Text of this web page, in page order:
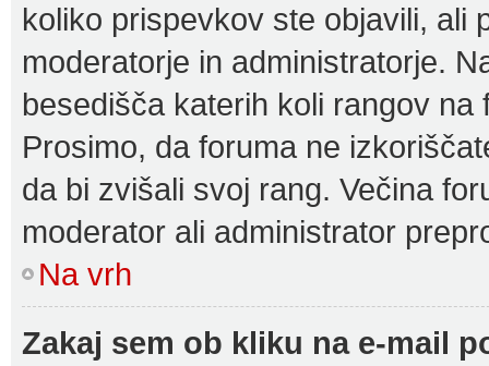
koliko prispevkov ste objavili, ali
moderatorje in administratorje.
besedišča katerih koli rangov
Prosimo, da foruma ne
da bi zvišali svoj rang. Večina
moderator ali administrator
Na vrh
Zakaj sem ob kliku na e-mail